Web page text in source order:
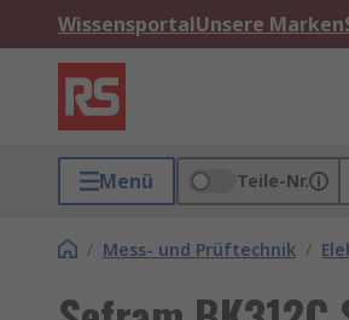
WissensportalUnsere Marken
Menü Teile-Nr.
/ Mess- und Prüftechnik /